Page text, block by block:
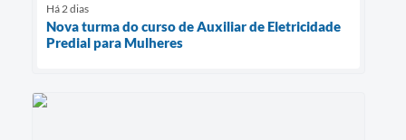
Há 2 dias
Nova turma do curso de Auxiliar de Eletricidade
Predial para Mulheres